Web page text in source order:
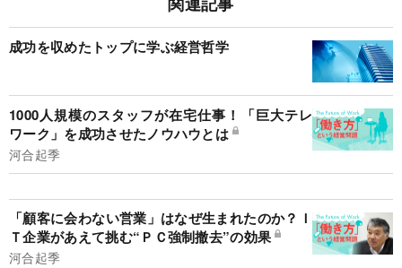
成功を収めたトップに学ぶ経営哲学
1000人規模のスタッフが在宅仕事！「巨大テレ
ワーク」を成功させたノウハウとは
河合起季
「顧客に会わない営業」はなぜ生まれたのか？Ｉ
Ｔ企業があえて挑む“ＰＣ強制撤去”の効果
河合起季